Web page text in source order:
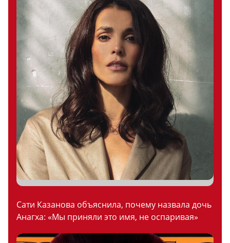
Сати Казанова объяснила, почему назвала дочь
Анагха: «Мы приняли это имя, не оспаривая»